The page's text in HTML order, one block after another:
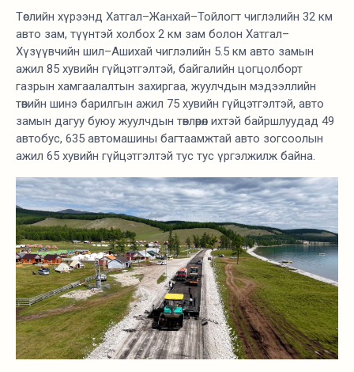
Төслийн хүрээнд Хатгал–Жанхай–Тойлогт чиглэлийн 32 км
авто зам, түүнтэй холбох 2 км зам болон Хатгал–
Хүзүүвчийн шил–Ашихай чиглэлийн 5.5 км авто замын
ажил 85 хувийн гүйцэтгэлтэй, байгалийн цогцолборт
газрын хамгаалалтын захиргаа, жуулчдын мэдээллийн
төвийн шинэ барилгын ажил 75 хувийн гүйцэтгэлтэй, авто
замын дагуу буюу жуулчдын төвлөрөл ихтэй байршлуудад 49
автобус, 635 автомашины багтаамжтай авто зогсоолын
ажил 65 хувийн гүйцэтгэлтэй тус тус үргэлжилж байна.